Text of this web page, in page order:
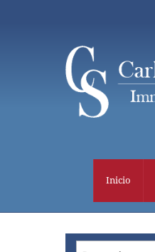
Inicio